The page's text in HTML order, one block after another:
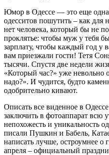
Юмор в Одессе — это еще одна
одесситов пошутить – как для
нет человека, который бы не
проклятье: чтобы муж у тебя
зарплату, чтобы каждый год у
вам приезжали гости! Тетя
тысячи. Спустя две недели
«Который час?» уже невольно
надо?». И чудится, будто
одобрительно кивают.
Описать все виденное в
заключить в фотоаппарат всю
непохожесть и уникальность
писали Пушкин и Бабель,
написать лучше, остроумнее о
апреля – официальный